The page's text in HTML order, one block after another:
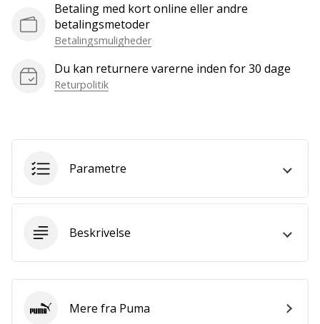
vores
Handball
Har
hobby
os?
lad
løbe
Vis alle
Betaling med kort online eller andre
betalingsmetoder
Betalingsmuligheder
Du kan returnere varerne inden for 30 dage
Returpolitik
Parametre
Beskrivelse
PumaMere fra Puma